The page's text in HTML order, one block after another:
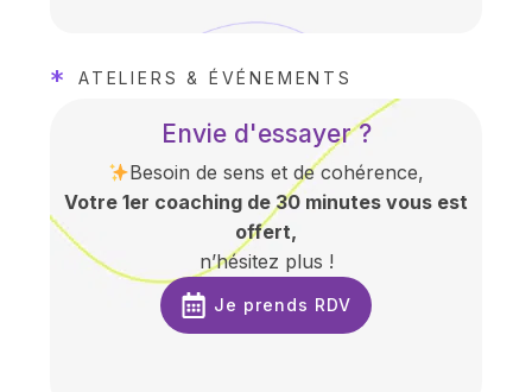
* ATELIERS & ÉVÉNEMENTS
Envie d'essayer ?
Besoin de sens et de cohérence,
Votre 1er coaching de 30 minutes vous est
offert,
n’hésitez plus !
Je prends RDV